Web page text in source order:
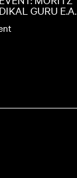
GURU E.A.